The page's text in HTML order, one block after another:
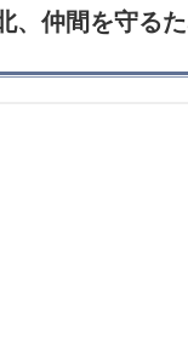
、仲間を守る